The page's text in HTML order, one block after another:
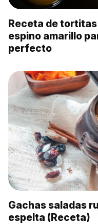
Receta de
espino amarillo
perfecto
Gachas saladas
espelta (Receta)